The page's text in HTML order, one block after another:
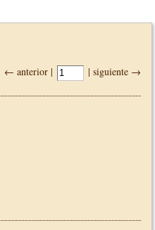
← anterior | | siguiente →